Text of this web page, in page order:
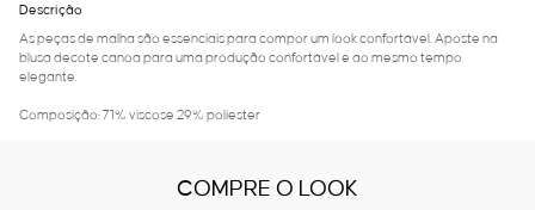
Descrição
As peças de malha são essenciais para compor um look confortável. Aposte na
blusa decote canoa para uma produção confortável e ao mesmo tempo
elegante.
Composição: 71% viscose 29% poliester
COMPRE O LOOK